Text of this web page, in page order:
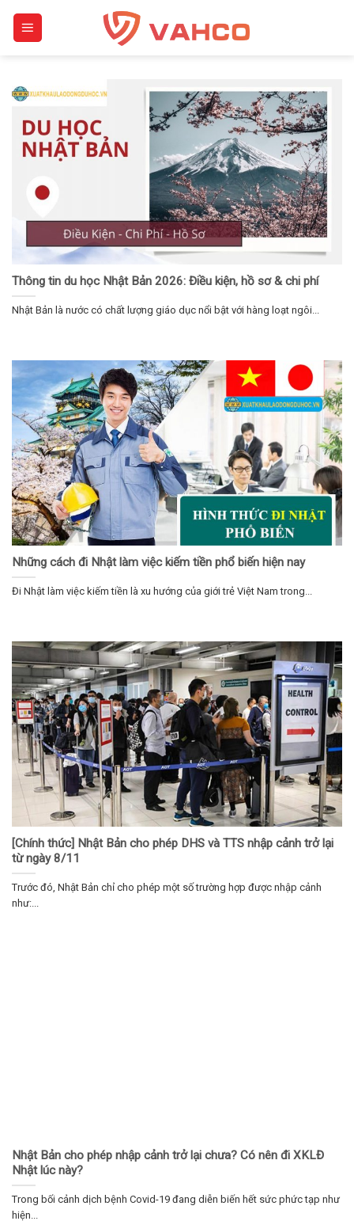
Skip
Thông tin du học Nhật Bản 2026: Điều kiện, hồ sơ & chi phí
Nhật Bản là nước có chất lượng giáo dục nổi bật với hàng loạt ngôi...
Những cách đi Nhật làm việc kiếm tiền phổ biến hiện nay
Đi Nhật làm việc kiếm tiền là xu hướng của giới trẻ Việt Nam trong...
[Chính thức] Nhật Bản cho phép DHS và TTS nhập cảnh trở lại
từ ngày 8/11
Trước đó, Nhật Bản chỉ cho phép một số trường hợp được nhập cảnh
như:...
Nhật Bản cho phép nhập cảnh trở lại chưa? Có nên đi XKLĐ
Nhật lúc này?
Trong bối cảnh dịch bệnh Covid-19 đang diễn biến hết sức phức tạp như
hiện...